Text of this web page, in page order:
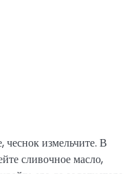
измельчите. В
сливочное масло,